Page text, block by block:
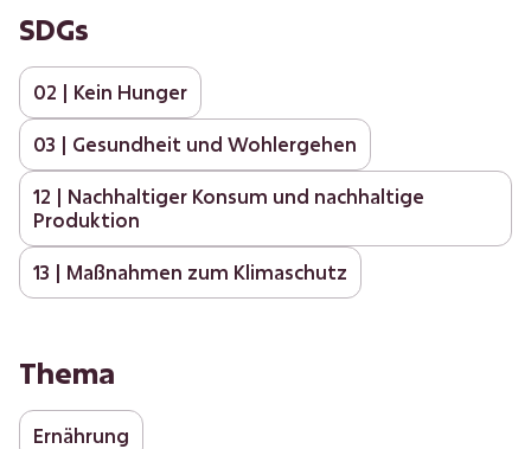
SDGs
02 | Kein Hunger
03 | Gesundheit und Wohlergehen
12 | Nachhaltiger Konsum und nachhaltige
Produktion
13 | Maßnahmen zum Klimaschutz
Thema
Ernährung